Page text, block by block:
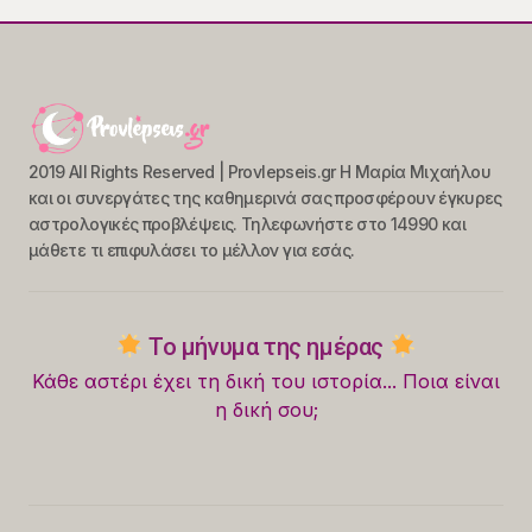
2019 All Rights Reserved | Provlepseis.gr Η Μαρία Μιχαήλου
και οι συνεργάτες της καθημερινά σας προσφέρουν έγκυρες
αστρολογικές προβλέψεις. Τηλεφωνήστε στο 14990 και
μάθετε τι επιφυλάσει το μέλλον για εσάς.
Το μήνυμα της ημέρας
Κάθε αστέρι έχει τη δική του ιστορία... Ποια είναι
η δική σου;